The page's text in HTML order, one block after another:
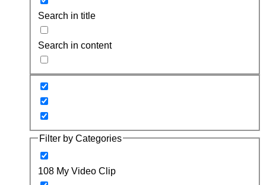
Search in title
Search in content
Filter by Categories
108 My Video Clip